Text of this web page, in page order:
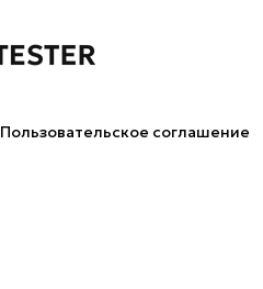
Пользовательское соглашение